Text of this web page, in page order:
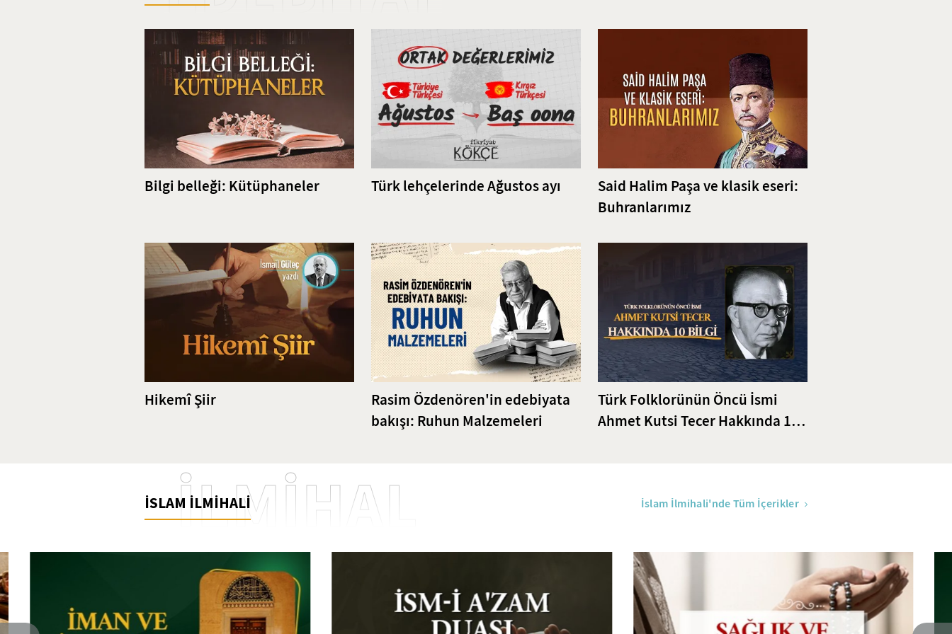
Bilgi belleği: Kütüphaneler Türk lehçelerinde Ağustos ayı
Said Halim Paşa ve klasik eseri:
Buhranlarımız
Hikemî Şiir
Rasim Özdenören'in edebiyata
bakışı: Ruhun Malzemeleri
Türk Folklorünün Öncü İsmi
Ahmet Kutsi Tecer Hakkında 10
İSLAM İLMİHALİ
İLMİHAL İslam İlmihali'nde Tüm İçerikler